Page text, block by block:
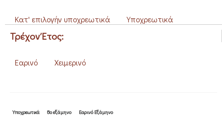
Κατ' επιλογήν υποχρεωτικά Υποχρεωτικά
Τρέχον Έτος:
Εαρινό Χειμερινό
Υποχρεωτικά 8ο εξάμηνο Εαρινό Εξάμηνο